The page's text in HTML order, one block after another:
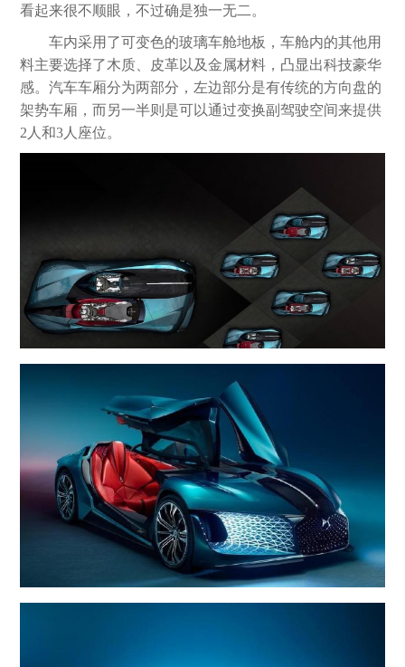
看起来很不顺眼，不过确是独一无二。
车内采用了可变色的玻璃车舱地板，车舱内的其他用
料主要选择了木质、皮革以及金属材料，凸显出科技豪华
感。汽车车厢分为两部分，左边部分是有传统的方向盘的
架势车厢，而另一半则是可以通过变换副驾驶空间来提供
2人和3人座位。